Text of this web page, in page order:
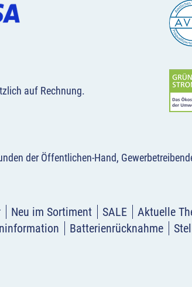
auf Rechnung.
der Öffentlichen-Hand,
Neu im Sortiment SALE Aktuelle
Batterienrücknahme